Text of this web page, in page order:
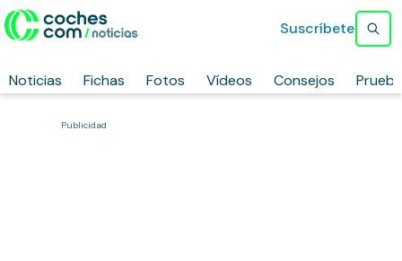
Noticias Fichas Fotos Vídeos Consejos
Suscríbete
Publicidad